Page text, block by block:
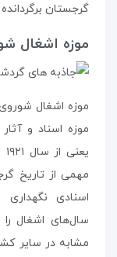
گرجستان
موزه‌ اشغال
موزه‌ اشغال
موزه اسناد و
مهمی از تاریخ
اسنادی
سال‌های اشغال
مشابه در سایر